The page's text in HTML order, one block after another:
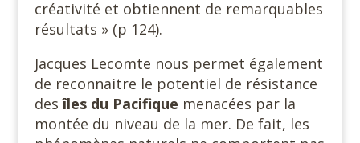
créativité et obtiennent de remarquables
résultats » (p 124).
Jacques Lecomte nous permet également
de reconnaitre le potentiel de résistance
desîles du Pacifique menacées par la
montée du niveau de la mer. De fait, les